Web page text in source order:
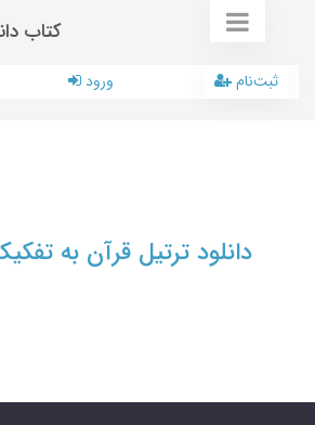
کتاب
ورود ثبت‌نام
دانلود ترتیل قرآن به